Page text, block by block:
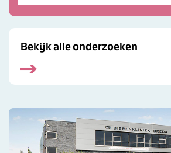
Bekijk alle onderzoeken